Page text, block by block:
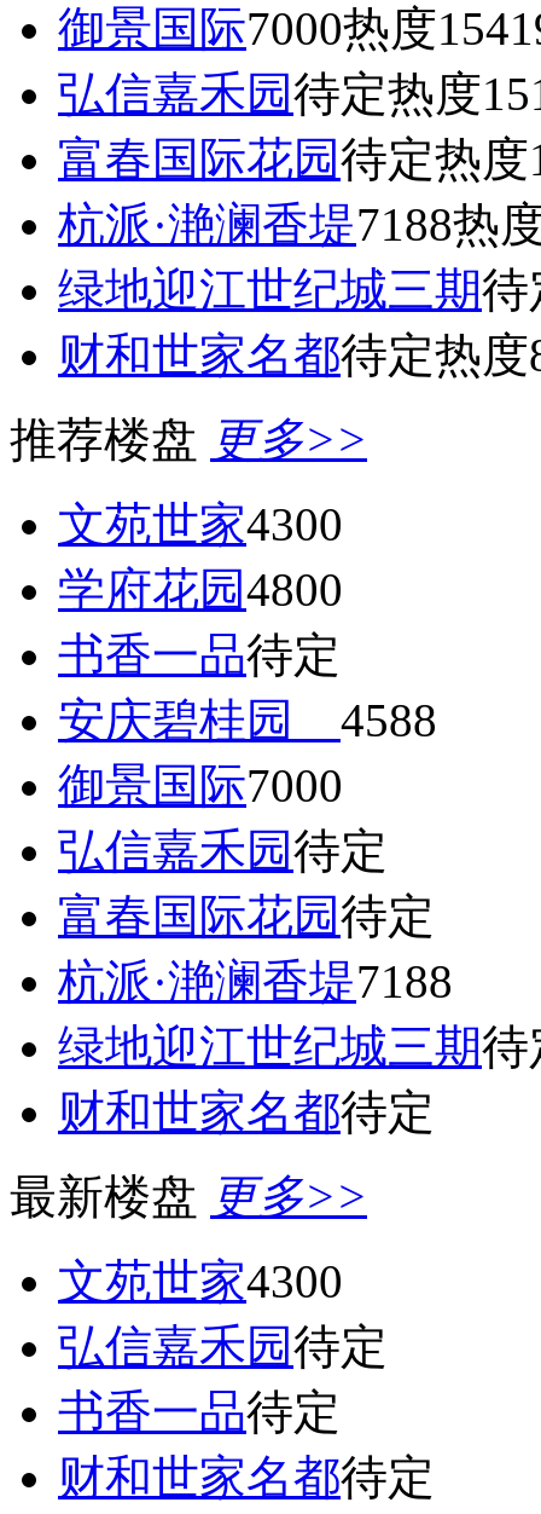
御景国际7000热度
弘信嘉禾园待定热度
富春国际花园待定热度
杭派·滟澜香堤7188热
绿地迎江世纪城三期待
财和世家名都待定热度
推荐楼盘 更多>>
文苑世家4300
学府花园4800
书香一品待定
安庆碧桂园 4588
御景国际7000
弘信嘉禾园待定
富春国际花园待定
杭派·滟澜香堤7188
绿地迎江世纪城三期待
财和世家名都待定
最新楼盘 更多>>
文苑世家4300
弘信嘉禾园待定
书香一品待定
财和世家名都待定